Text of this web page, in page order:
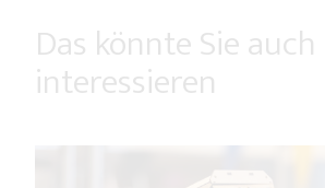
Das könnte Sie auch
interessieren